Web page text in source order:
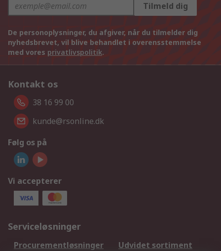
Tilmeld dig
De personoplysninger, du afgiver, når du tilmelder dig
nyhedsbrevet, vil blive behandlet i overensstemmelse
med vores privatlivspolitik.
Kontakt os
38 16 99 00
kunde@rsonline.dk
Følg os på
Vi accepterer
Serviceløsninger
Procurementløsninger
Udvidet sortiment